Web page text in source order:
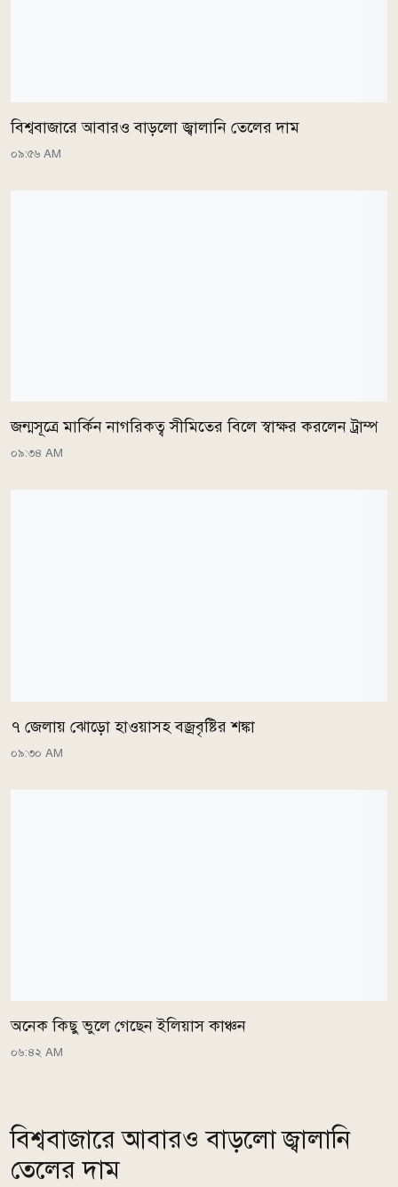
বিশ্ববাজারে আবারও বাড়লো জ্বালানি তেলের দাম
০৯:৫৬ AM
জন্মসূত্রে মার্কিন নাগরিকত্ব সীমিতের বিলে স্বাক্ষর করলেন ট্রাম্প
০৯:৩৪ AM
৭ জেলায় ঝোড়ো হাওয়াসহ বজ্রবৃষ্টির শঙ্কা
০৯:৩০ AM
অনেক কিছু ভুলে গেছেন ইলিয়াস কাঞ্চন
০৬:৪২ AM
বিশ্ববাজারে আবারও বাড়লো জ্বালানি
তেলের দাম